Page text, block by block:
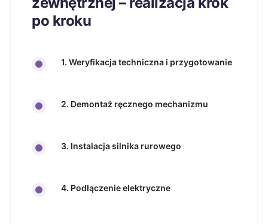
po kroku
1. Weryfikacja techniczna i przygotowanie
2. Demontaż ręcznego mechanizmu
3. Instalacja silnika rurowego
4. Podłączenie elektryczne